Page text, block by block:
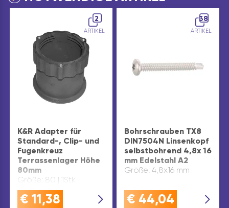
2
ARTIKEL
K&R Adapter für
Standard-, Clip- und
Fugenkreuz
Terrassenlager Höhe
80mm
Größe: 80 | 1Stk
€ 11,38
38
ARTIKEL
Bohrschrauben TX8
DIN7504N Linsenkopf
selbstbohrend 4,8x 16
mm Edelstahl A2
Größe: 4,8x16 mm
€ 44,04